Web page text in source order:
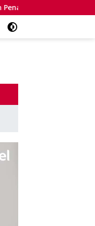
Dua Warganet,